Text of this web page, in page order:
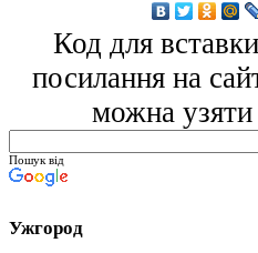
Код для
посилання на
можна узяти
Пошук від
Ужгород